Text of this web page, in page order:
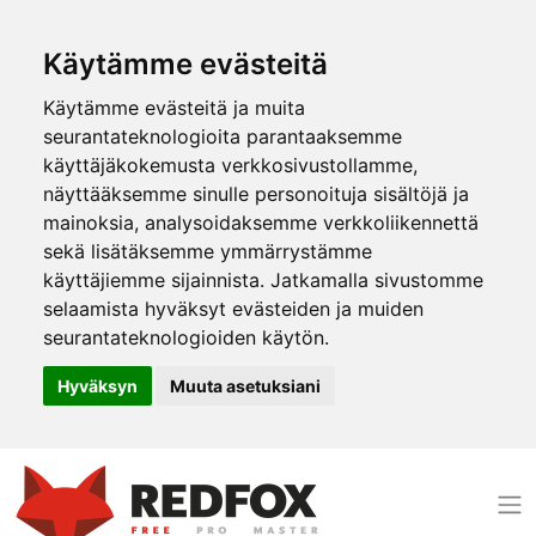
Käytämme evästeitä
Käytämme evästeitä ja muita
seurantateknologioita parantaaksemme
käyttäjäkokemusta verkkosivustollamme,
näyttääksemme sinulle personoituja sisältöjä ja
mainoksia, analysoidaksemme verkkoliikennettä
sekä lisätäksemme ymmärrystämme
käyttäjiemme sijainnista. Jatkamalla sivustomme
selaamista hyväksyt evästeiden ja muiden
seurantateknologioiden käytön.
Hyväksyn Muuta asetuksiani